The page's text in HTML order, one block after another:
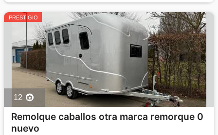
PRESTIGIO
12
Remolque caballos otra marca remorque 0
nuevo